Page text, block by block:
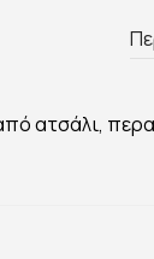
ατσάλι,